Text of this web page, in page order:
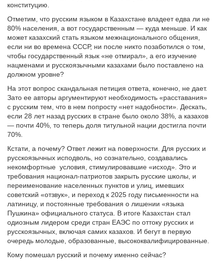
конституцию.
Отметим, что русским языком в Казахстане владеет едва ли не
80% населения, а вот государственным — куда меньше. И как
может казахский стать языком межнационального общения,
если ни во времена СССР, ни после никто позаботился о том,
чтобы государственный язык «не отмирал», а его изучение
нацменами и русскоязычными казахами было поставлено на
должном уровне?
На этот вопрос скандальная петиция ответа, конечно, не дает.
Зато ее авторы аргументируют необходимость «расставания»
с русским тем, что в нем попросту «нет надобности». Дескать,
если 28 лет назад русских в стране было около 38%, а казахов
— почти 40%, то теперь доля титульной нации достигла почти
70%.
Кстати, а почему? Ответ лежит на поверхности. Для русских и
русскоязычных исподволь, но сознательно, создавались
некомфортные условия, стимулировавшие «исход». Это и
требования национал-патриотов закрыть русские школы, и
переименование населенных пунктов и улиц, имевших
советский «отзвук», и переход к 2025 году письменности на
латиницу, и постоянные требования о лишении «языка
Пушкина» официального статуса. В итоге Казахстан стал
одиозным лидером среди стран ЕАЭС по оттоку русских и
русскоязычных, включая самих казахов. И бегут в первую
очередь молодые, образованные, высококвалифицированные.
Кому помешал русский и почему именно сейчас?